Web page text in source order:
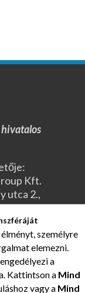
Kft.
utca 2.,
0250
2-13
09-
személyre
elemezni.
a
Kattintson a Mind
vagy a Mind